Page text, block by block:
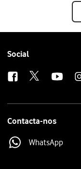
Follow
Social
Contacta-nos
WhatsApp